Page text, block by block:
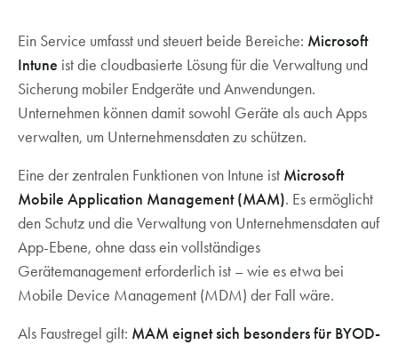
Ein Service umfasst und steuert beide Bereiche: Microsoft
Intune ist die cloudbasierte Lösung für die Verwaltung und
Sicherung mobiler Endgeräte und Anwendungen.
Unternehmen können damit sowohl Geräte als auch Apps
verwalten, um Unternehmensdaten zu schützen.
Eine der zentralen Funktionen von Intune ist Microsoft
Mobile Application Management (MAM). Es ermöglicht
den Schutz und die Verwaltung von Unternehmensdaten auf
App-Ebene, ohne dass ein vollständiges
Gerätemanagement erforderlich ist – wie es etwa bei
Mobile Device Management (MDM) der Fall wäre.
Als Faustregel gilt: MAM eignet sich besonders für BYOD-